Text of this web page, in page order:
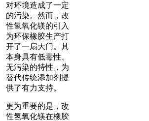
对环境造成了一定
的污染。然而，改
性氢氧化镁的引入
为环保橡胶生产打
开了一扇大门。其
本身具有低毒性、
无污染的特性，为
替代传统添加剂提
供了有力支持。
更为重要的是，改
性氢氧化镁在橡胶